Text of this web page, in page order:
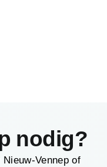
nodig?
Vennep of